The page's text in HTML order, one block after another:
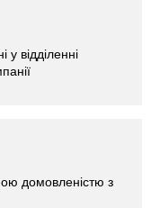
відділенні
домовленістю з